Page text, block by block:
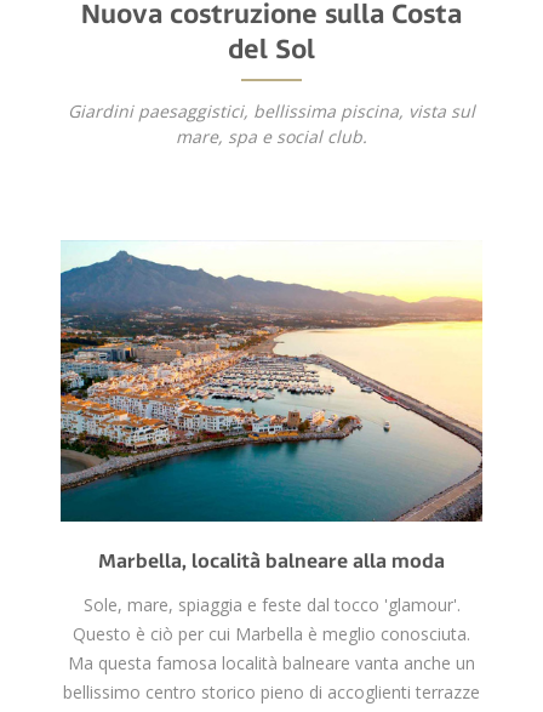
Nuova costruzione sulla Costa
del Sol
Giardini paesaggistici, bellissima piscina, vista sul
mare, spa e social club.
Marbella, località balneare alla moda
Sole, mare, spiaggia e feste dal tocco 'glamour'.
Questo è ciò per cui Marbella è meglio conosciuta.
Ma questa famosa località balneare vanta anche un
bellissimo centro storico pieno di accoglienti terrazze